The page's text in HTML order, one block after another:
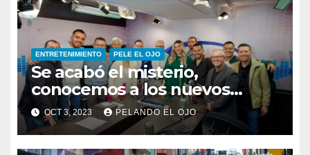
ENTRETENIMIENTO PELE EL OJO
Se acabó el misterio,
conocemos a los nuevos
integrantes de Pelando el Ojo
OCT 3, 2023 PELANDO EL OJO